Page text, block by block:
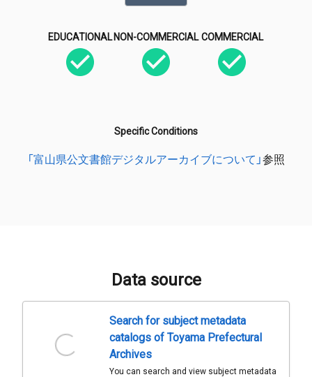
EDUCATIONAL NON-COMMERCIAL COMMERCIAL
Specific Conditions
「富山県公文書館デジタルアーカイブについて」参照
Data source
Search for subject metadata
catalogs of Toyama Prefectural
Archives
You can search and view subject metadata